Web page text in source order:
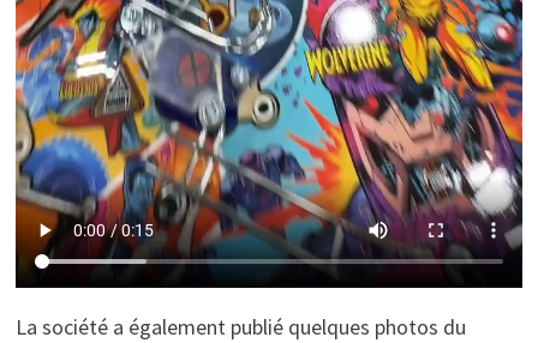
La société a également publié quelques photos du